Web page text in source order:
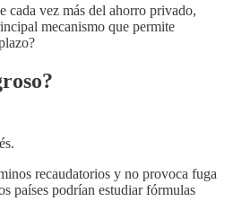
cada vez más del ahorro privado,
mecanismo que permite
recaudatorios y no provoca fuga
países podrían estudiar fórmulas